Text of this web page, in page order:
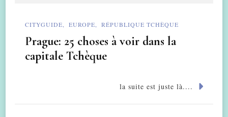
CITYGUIDE EUROPE RÉPUBLIQUE TCHÈQUE
Prague: 25 choses à voir dans la
capitale Tchèque
la suite est juste là....